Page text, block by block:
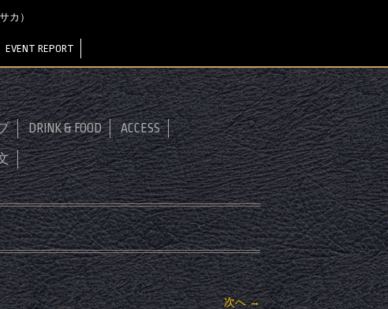
カ）
EVENT REPORT
DRINK & FOOD ACCESS
次へ →